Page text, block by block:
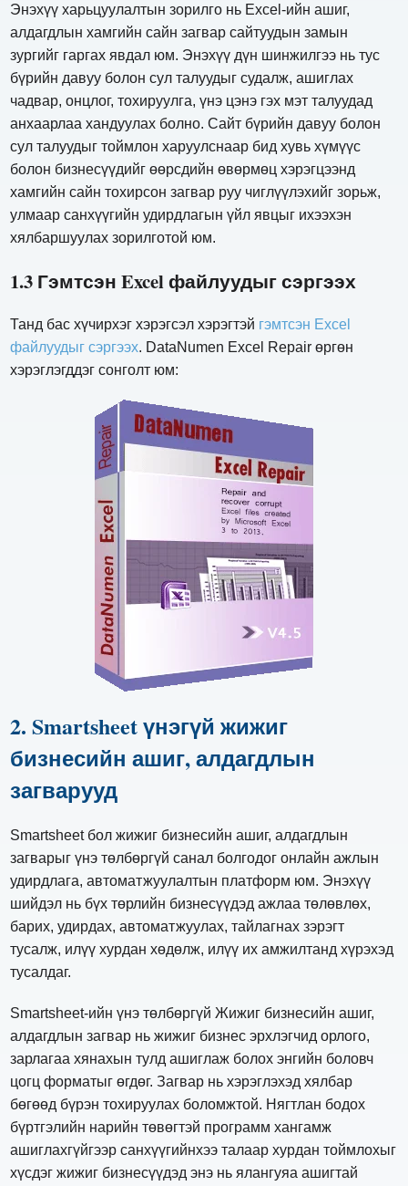
Энэхүү харьцуулалтын зорилго нь Excel-ийн ашиг,
алдагдлын хамгийн сайн загвар сайтуудын замын
зургийг гаргах явдал юм. Энэхүү дүн шинжилгээ нь тус
бүрийн давуу болон сул талуудыг судалж, ашиглах
чадвар, онцлог, тохируулга, үнэ цэнэ гэх мэт талуудад
анхаарлаа хандуулах болно. Сайт бүрийн давуу болон
сул талуудыг тоймлон харуулснаар бид хувь хүмүүс
болон бизнесүүдийг өөрсдийн өвөрмөц хэрэгцээнд
хамгийн сайн тохирсон загвар руу чиглүүлэхийг зорьж,
улмаар санхүүгийн удирдлагын үйл явцыг ихээхэн
хялбаршуулах зорилготой юм.
1.3 Гэмтсэн Excel файлуудыг сэргээх
Танд бас хүчирхэг хэрэгсэл хэрэгтэй гэмтсэн Excel
файлуудыг сэргээх. DataNumen Excel Repair өргөн
хэрэглэгддэг сонголт юм:
2. Smartsheet үнэгүй жижиг
бизнесийн ашиг, алдагдлын
загварууд
Smartsheet бол жижиг бизнесийн ашиг, алдагдлын
загварыг үнэ төлбөргүй санал болгодог онлайн ажлын
удирдлага, автоматжуулалтын платформ юм. Энэхүү
шийдэл нь бүх төрлийн бизнесүүдэд ажлаа төлөвлөх,
барих, удирдах, автоматжуулах, тайлагнах зэрэгт
тусалж, илүү хурдан хөдөлж, илүү их амжилтанд хүрэхэд
тусалдаг.
Smartsheet-ийн үнэ төлбөргүй Жижиг бизнесийн ашиг,
алдагдлын загвар нь жижиг бизнес эрхлэгчид орлого,
зарлагаа хянахын тулд ашиглаж болох энгийн боловч
цогц форматыг өгдөг. Загвар нь хэрэглэхэд хялбар
бөгөөд бүрэн тохируулах боломжтой. Нягтлан бодох
бүртгэлийн нарийн төвөгтэй программ хангамж
ашиглахгүйгээр санхүүгийнхээ талаар хурдан тоймлохыг
хүсдэг жижиг бизнесүүдэд энэ нь ялангуяа ашигтай